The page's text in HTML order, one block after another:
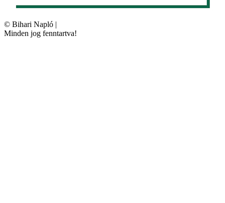
© Bihari Napló |
Minden jog fenntartva!